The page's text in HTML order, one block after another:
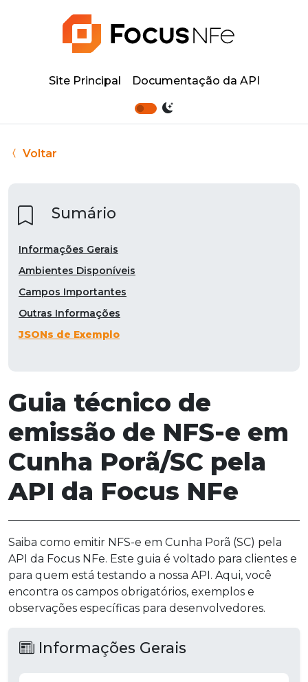
Site Principal Documentação da API
Voltar
Guia técnico de
emissão de NFS-e em
Cunha Porã/SC pela
API da Focus NFe
Saiba como emitir NFS-e em Cunha Porã (SC) pela
API da Focus NFe. Este guia é voltado para clientes e
para quem está testando a nossa API. Aqui, você
encontra os campos obrigatórios, exemplos e
observações específicas para desenvolvedores.
Informações Gerais
Sumário
Informações Gerais
Ambientes Disponíveis
Campos Importantes
Outras Informações
JSONs de Exemplo